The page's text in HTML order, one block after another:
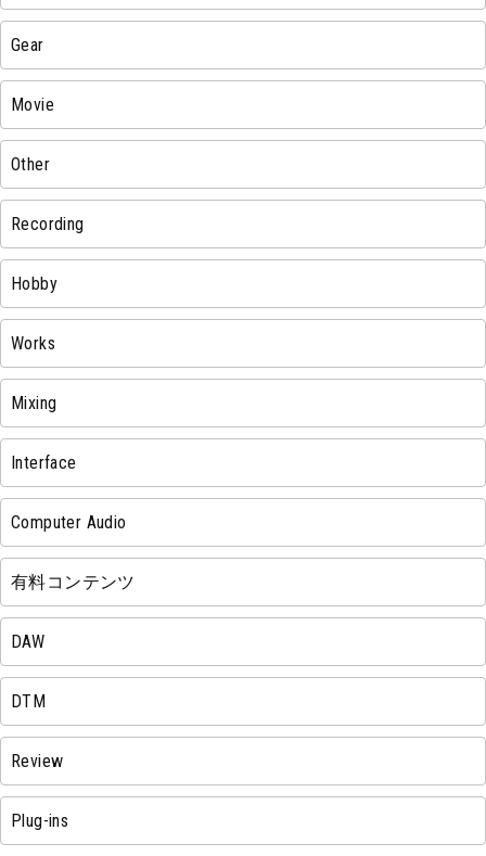
Gear
Movie
Other
Recording
Hobby
Works
Mixing
Interface
Computer Audio
有料コンテンツ
DAW
DTM
Review
Plug-ins